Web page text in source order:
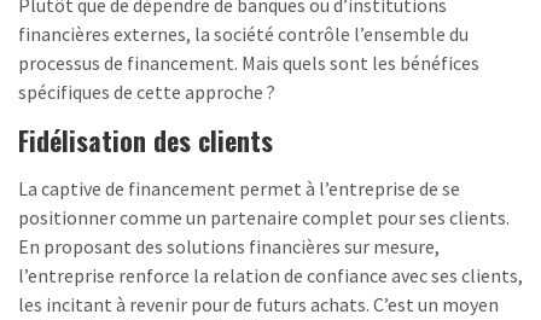
Plutôt que de dépendre de banques ou d’institutions
financières externes, la société contrôle l’ensemble du
processus de financement. Mais quels sont les bénéfices
spécifiques de cette approche ?
Fidélisation des clients
La captive de financement permet à l’entreprise de se
positionner comme un partenaire complet pour ses clients.
En proposant des solutions financières sur mesure,
l’entreprise renforce la relation de confiance avec ses clients,
les incitant à revenir pour de futurs achats. C’est un moyen